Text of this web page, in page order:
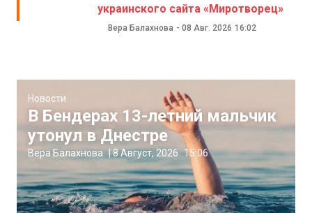
украинского сайта «Миротворец»
Вера Балахнова - 08 Авг. 2026 16:02
Новости
В Бендерах 13-летний мальчик
утонул в Днестре
Вера Балахнова |8 Август, 2026 15:06